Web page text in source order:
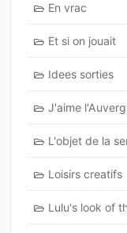
En vrac
Et si on jouait
Idees sorties
J'aime
L'objet de la
Loisirs creatifs
Lulu's look of